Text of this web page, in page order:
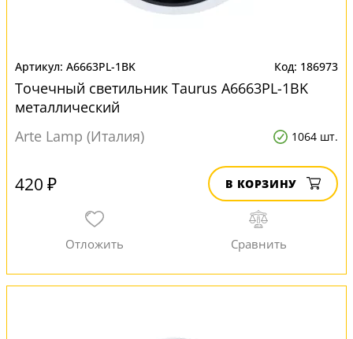
A6663PL-1BK 186973
Точечный светильник Taurus A6663PL-1BK
металлический
Arte Lamp (Италия)
1064 шт.
420 ₽ В КОРЗИНУ